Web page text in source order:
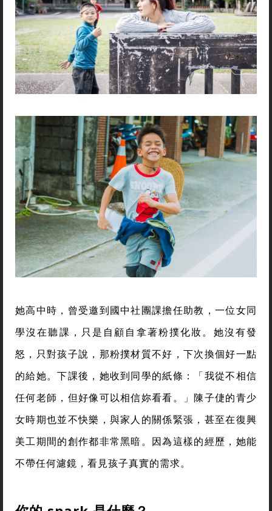
她高中時，曾受邀到國中社團課擔任助教，一位女同
學沒在聽課，只是自顧自拿著粉撲化妝。她沒有發
怒，只對孩子說，那粉撲材質不好，下次換個好一點
的給她。下課後，她收到同學的紙條：「我從不相信
任何老師，但好像可以相信妳看看。」陳子倢的青少
女時期也並不快樂，與家人的關係緊張，甚至在復興
美工期間的創作都非常黑暗。因為這樣的經歷，她能
不帶任何濾鏡，看見孩子真實的需求。